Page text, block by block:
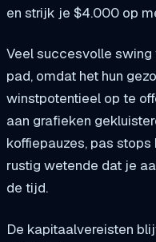
en strijk je $4.000 op
Veel succesvolle
pad, omdat het hun
winstpotentieel op te
aan grafieken
koffiepauzes, pas
rustig wetende dat je
de tijd.
De kapitaalvereisten